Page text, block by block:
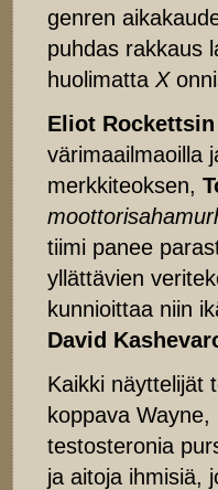
genren
puhdas rakkaus
huolimatta X
Eliot Rockettsin
värimaailmaoilla
merkkiteoksen,
tiimi panee
yllättävien
kunnioittaa niin
David
Kaikki näyttelijät
koppava
testosteronia
ja aitoja ihmisiä,